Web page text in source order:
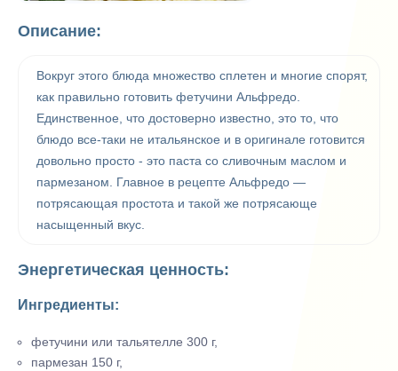
Описание:
Вокруг этого блюда множество сплетен и многие спорят,
как правильно готовить фетучини Альфредо.
Единственное, что достоверно известно, это то, что
блюдо все-таки не итальянское и в оригинале готовится
довольно просто - это паста со сливочным маслом и
пармезаном. Главное в рецепте Альфредо —
потрясающая простота и такой же потрясающе
насыщенный вкус.
Энергетическая ценность:
Ингредиенты:
фетучини или тальятелле 300 г,
пармезан 150 г,